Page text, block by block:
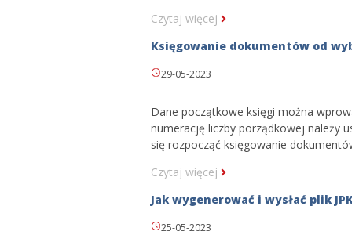
Czytaj więcej
Księgowanie dokumentów od
29-05-2023
Dane początkowe księgi można
numerację liczby porządkowej należy
się rozpocząć księgowanie
Czytaj więcej
Jak wygenerować i wysłać plik
25-05-2023